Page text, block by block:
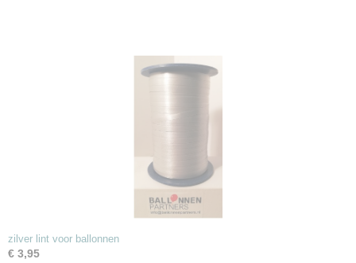
zilver lint voor ballonnen
€ 3,95